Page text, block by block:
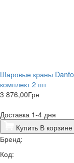
Шаровые краны
комплект 2 шт
3 876,00Грн
Доставка 1-4 дня
Купить В корзине
Бренд:
Код: